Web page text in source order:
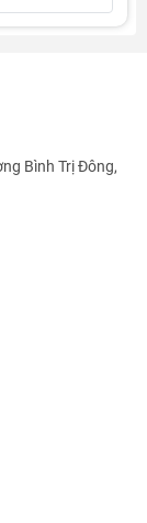
Bình Trị Đông,